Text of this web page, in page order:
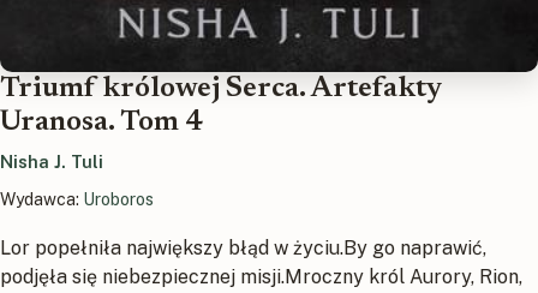
Triumf królowej Serca. Artefakty
Uranosa. Tom 4
Nisha J. Tuli
Wydawca: Uroboros
Lor popełniła największy błąd w życiu.By go naprawić,
podjęła się niebezpiecznej misji.Mroczny król Aurory, Rion,